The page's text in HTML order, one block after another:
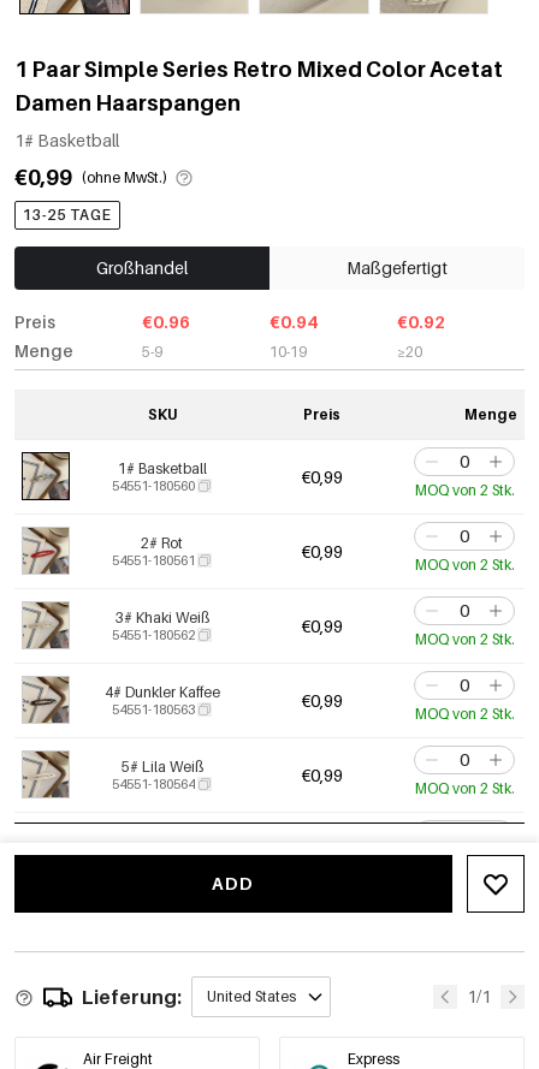
1 Paar Simple Series Retro Mixed Color Acetat
Damen Haarspangen
1# Basketball
€0,99 (ohne MwSt.)
13-25 TAGE
Großhandel Maßgefertigt
Preis
Menge
€0.96
5-9
€0.94
10-19
€0.92
≥20
SKU Preis Menge
1# Basketball
54551-180560 €0,99
MOQ von 2 Stk.
2# Rot
54551-180561 €0,99
MOQ von 2 Stk.
3# Khaki Weiß
54551-180562 €0,99
MOQ von 2 Stk.
4# Dunkler Kaffee
54551-180563 €0,99
MOQ von 2 Stk.
5# Lila Weiß
54551-180564 €0,99
MOQ von 2 Stk.
54551-180565 MOQ von 2 Stk.
7# Blumencafé
8# Rosa Weiß
54551-180567 €0,99
9# Transparente
ADD
Lieferung: United States 1/1
Air Freight
Express